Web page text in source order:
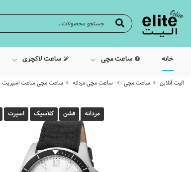
خانه ساعت مچی ساعت لاکچری
الیت آنلاین ساعت مچی ساعت مچی مردانه ساعت مچی ساعت اسپریت
مردانه فشن کلاسیک اسپرت